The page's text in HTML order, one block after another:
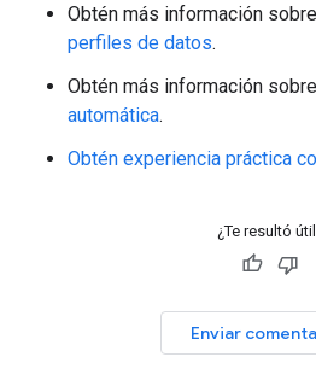
Obtén más información
perfiles de datos.
Obtén más información
automática.
Obtén experiencia práctica
¿Te resultó
Enviar